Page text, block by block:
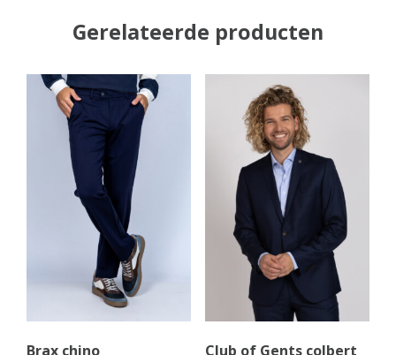
Gerelateerde producten
Brax chino
Club of Gents colbert